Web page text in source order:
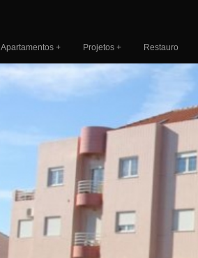
Apartamentos + Projetos + Restauro